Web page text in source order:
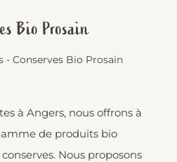
Bio Prosain
- Conserves Bio Prosain
à Angers, nous offrons à
de produits bio
Nous proposons